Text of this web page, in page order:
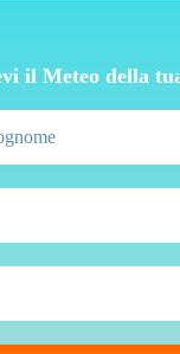
il Meteo della